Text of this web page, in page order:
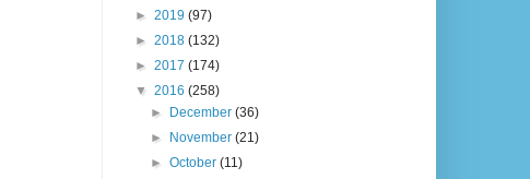
► 2019 (97)
► 2018 (132)
► 2017 (174)
▼ 2016 (258)
►
December(36)
►
November(21)
►October(11)